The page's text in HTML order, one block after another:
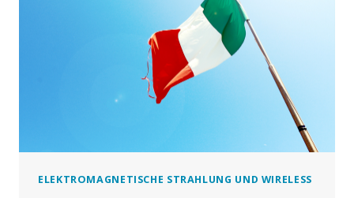
EINEM
MOBILFUNKMAST
ELEKTROMAGNETISCHE STRAHLUNG UND WIRELESS